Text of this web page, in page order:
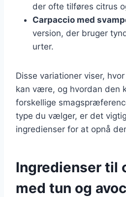
der ofte tilføres citrus
Carpaccio med
version, der bruger
urter.
Disse variationer viser,
kan være, og hvordan den
forskellige
type du vælger, er det
ingredienser for at opnå
Ingredienser til
med tun og